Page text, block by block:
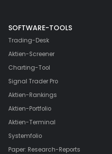
SOFTWARE-TOOLS
Trading-Desk
Aktien-Screener
Charting-Tool
Signal Trader Pro
Aktien-Rankings
Aktien-Portfolio
Aktien-Terminal
Systemfolio
Paper: Research-Reports